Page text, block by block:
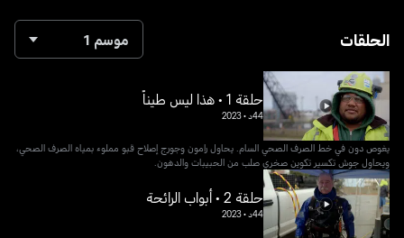
الحلقات موسم 1
حلقة 1 • هذا ليس طيناً
44د •
2023
يغوص دون في خط الصرف الصحي السام. يحاول رامون وجورج إصلاح قبو مملوء بمياه الصرف الصحي،
ويحاول جوش تكسير تكوين صخري صلب من الحبيبات والدهون.
حلقة 2 • أبواب الرائحة
44د •
2023